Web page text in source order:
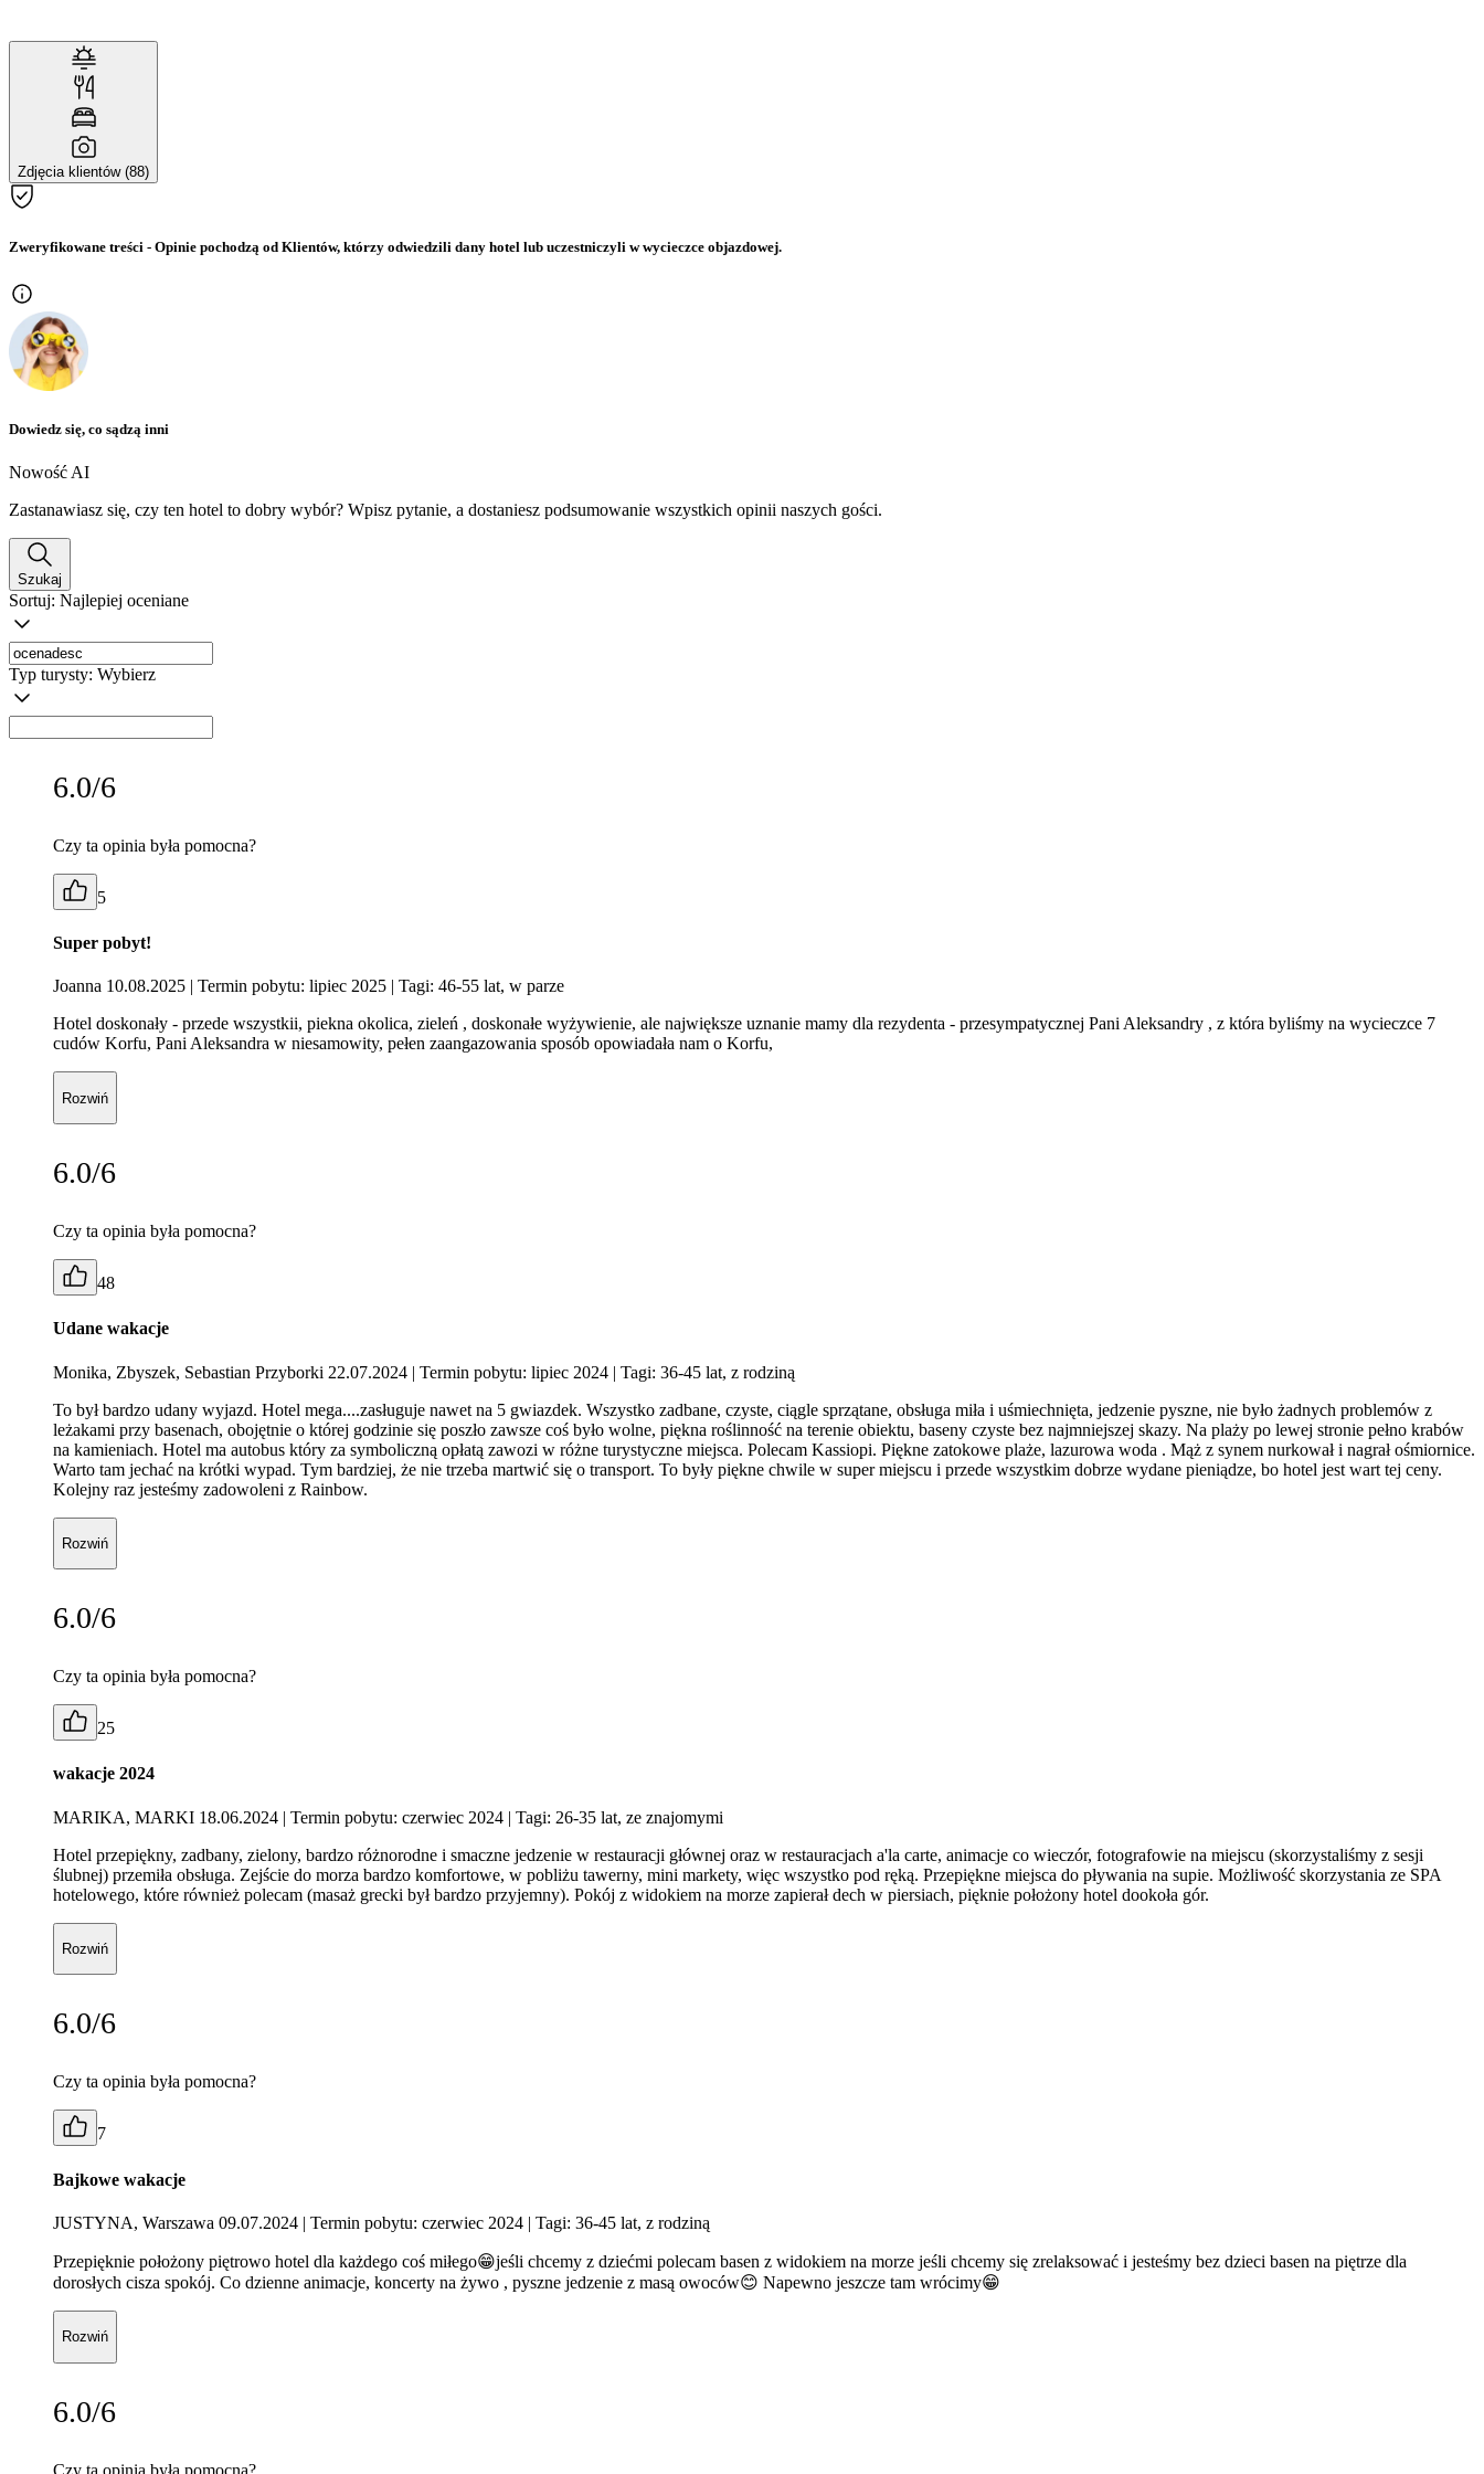
Zdjęcia klientów (88)
Zweryfikowane treści - Opinie pochodzą od Klientów, którzy odwiedzili dany hotel lub uczestniczyli w wycieczce objazdowej.
Dowiedz się, co sądzą inni
Nowość AI
Zastanawiasz się, czy ten hotel to dobry wybór? Wpisz pytanie, a dostaniesz podsumowanie wszystkich opinii naszych gości.
Szukaj
Sortuj: Najlepiej oceniane
Typ turysty: Wybierz
6.0/6
Czy ta opinia była pomocna?
5
Super pobyt!
Joanna 10.08.2025 | Termin pobytu: lipiec 2025 | Tagi: 46-55 lat, w parze
Hotel doskonały - przede wszystkii, piekna okolica, zieleń , doskonałe wyżywienie, ale największe uznanie mamy dla rezydenta - przesympatycznej Pani Aleksandry , z która byliśmy na wycieczce 7
cudów Korfu, Pani Aleksandra w niesamowity, pełen zaangazowania sposób opowiadała nam o Korfu,
Rozwiń
6.0/6
Czy ta opinia była pomocna?
48
Udane wakacje
Monika, Zbyszek, Sebastian Przyborki 22.07.2024 | Termin pobytu: lipiec 2024 | Tagi: 36-45 lat, z rodziną
To był bardzo udany wyjazd. Hotel mega....zasługuje nawet na 5 gwiazdek. Wszystko zadbane, czyste, ciągle sprzątane, obsługa miła i uśmiechnięta, jedzenie pyszne, nie było żadnych problemów z
leżakami przy basenach, obojętnie o której godzinie się poszło zawsze coś było wolne, piękna roślinność na terenie obiektu, baseny czyste bez najmniejszej skazy. Na plaży po lewej stronie pełno krabów
na kamieniach. Hotel ma autobus który za symboliczną opłatą zawozi w różne turystyczne miejsca. Polecam Kassiopi. Piękne zatokowe plaże, lazurowa woda . Mąż z synem nurkował i nagrał ośmiornice.
Warto tam jechać na krótki wypad. Tym bardziej, że nie trzeba martwić się o transport. To były piękne chwile w super miejscu i przede wszystkim dobrze wydane pieniądze, bo hotel jest wart tej ceny.
Kolejny raz jesteśmy zadowoleni z Rainbow.
Rozwiń
6.0/6
Czy ta opinia była pomocna?
25
wakacje 2024
MARIKA, MARKI 18.06.2024 | Termin pobytu: czerwiec 2024 | Tagi: 26-35 lat, ze znajomymi
Hotel przepiękny, zadbany, zielony, bardzo różnorodne i smaczne jedzenie w restauracji głównej oraz w restauracjach a'la carte, animacje co wieczór, fotografowie na miejscu (skorzystaliśmy z sesji
ślubnej) przemiła obsługa. Zejście do morza bardzo komfortowe, w pobliżu tawerny, mini markety, więc wszystko pod ręką. Przepiękne miejsca do pływania na supie. Możliwość skorzystania ze SPA
hotelowego, które również polecam (masaż grecki był bardzo przyjemny). Pokój z widokiem na morze zapierał dech w piersiach, pięknie położony hotel dookoła gór.
Rozwiń
6.0/6
Czy ta opinia była pomocna?
7
Bajkowe wakacje
JUSTYNA, Warszawa 09.07.2024 | Termin pobytu: czerwiec 2024 | Tagi: 36-45 lat, z rodziną
Przepięknie położony piętrowo hotel dla każdego coś miłego😁jeśli chcemy z dziećmi polecam basen z widokiem na morze jeśli chcemy się zrelaksować i jesteśmy bez dzieci basen na piętrze dla
dorosłych cisza spokój. Co dzienne animacje, koncerty na żywo , pyszne jedzenie z masą owoców😊 Napewno jeszcze tam wrócimy😁
Rozwiń
6.0/6
Czy ta opinia była pomocna?